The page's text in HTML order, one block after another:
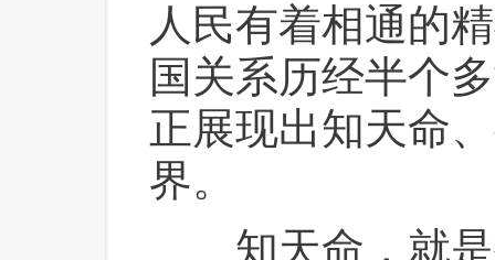
人民有着相通的
国关系历经半个
正展现出知天命
界。
知天命，就是